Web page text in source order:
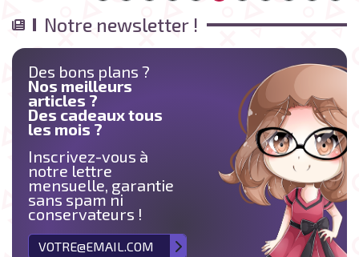
Notre newsletter !
Des bons plans ?
Nos meilleurs
articles ?
Des cadeaux tous
les mois ?
Inscrivez-vous à
notre lettre
mensuelle, garantie
sans spam ni
conservateurs !